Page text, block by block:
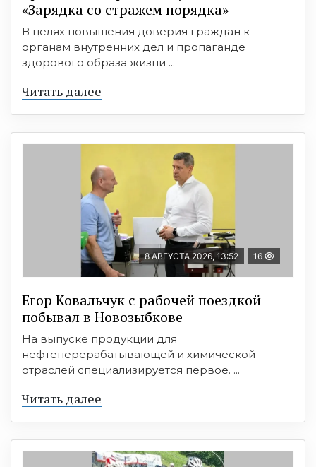
«Зарядка со стражем порядка»
В целях повышения доверия граждан к
органам внутренних дел и пропаганде
здорового образа жизни ...
Читать далее
8 АВГУСТА 2026, 13:52 16
Егор Ковальчук с рабочей поездкой
побывал в Новозыбкове
На выпуске продукции для
нефтеперерабатывающей и химической
отраслей специализируется первое. ...
Читать далее